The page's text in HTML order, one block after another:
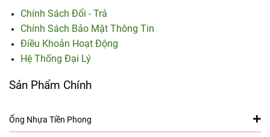
Chính Sách Đổi - Trả
Chính Sách Bảo Mật Thông Tin
Điều Khoản Hoạt Động
Hệ Thống Đại Lý
Sản Phẩm Chính
Ống Nhựa Tiền Phong